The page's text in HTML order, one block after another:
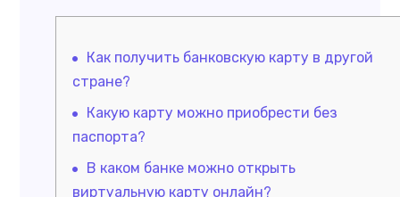
Как получить банковскую карту в другой
стране?
Какую карту можно приобрести без
паспорта?
В каком банке можно открыть
виртуальную карту онлайн?